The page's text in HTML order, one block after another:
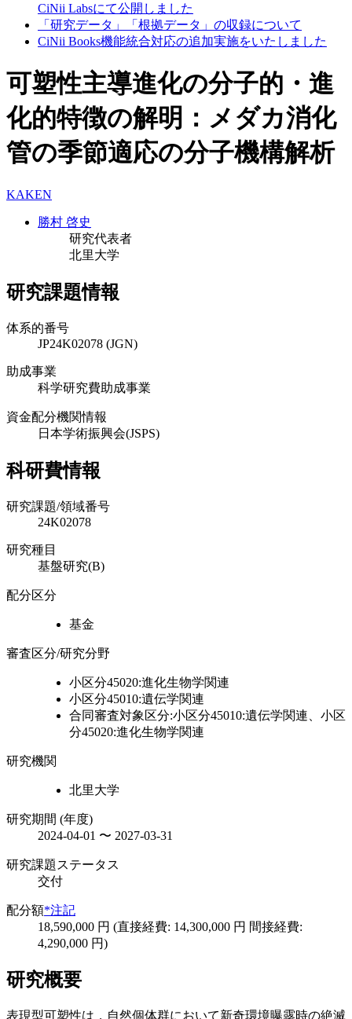
CiNii Labsにて公開しました
「研究データ」「根拠データ」の収録について
CiNii Books機能統合対応の追加実施をいたしました
可塑性主導進化の分子的・進
化的特徴の解明：メダカ消化
管の季節適応の分子機構解析
KAKEN
勝村 啓史
研究代表者
北里大学
研究課題情報
体系的番号
JP24K02078 (JGN)
助成事業
科学研究費助成事業
資金配分機関情報
日本学術振興会(JSPS)
科研費情報
研究課題/領域番号
24K02078
研究種目
基盤研究(B)
配分区分
基金
審査区分/研究分野
小区分45020:進化生物学関連
小区分45010:遺伝学関連
合同審査対象区分:小区分45010:遺伝学関連、小区
分45020:進化生物学関連
研究機関
北里大学
研究期間 (年度)
2024-04-01 〜 2027-03-31
研究課題ステータス
交付
配分額*注記
18,590,000 円 (直接経費: 14,300,000 円 間接経費:
4,290,000 円)
研究概要
表現型可塑性は，自然個体群において新奇環境曝露時の絶滅